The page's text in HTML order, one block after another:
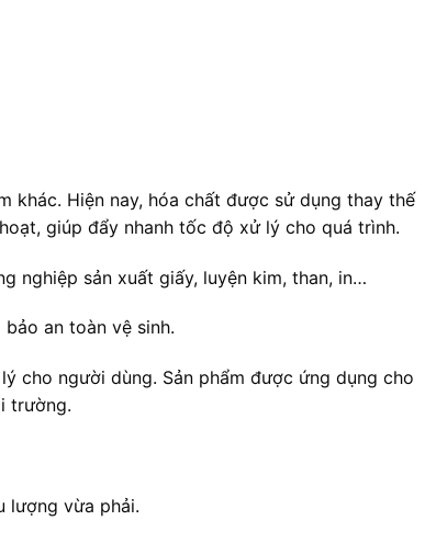
khác. Hiện nay, hóa chất được sử dụng thay thế
giúp đẩy nhanh tốc độ xử lý cho quá trình.
nghiệp sản xuất giấy, luyện kim, than, in…
an toàn vệ sinh.
cho người dùng. Sản phẩm được ứng dụng cho
trường.
lượng vừa phải.